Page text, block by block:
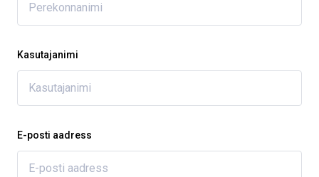
Kasutajanimi
E-posti aadress